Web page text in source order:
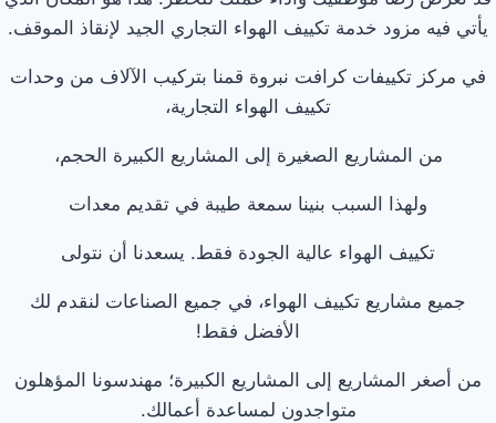
يأتي فيه مزود خدمة تكييف الهواء التجاري الجيد لإنقاذ الموقف.
في مركز تكييفات كرافت نبروة قمنا بتركيب الآلاف من وحدات
تكييف الهواء التجارية،
من المشاريع الصغيرة إلى المشاريع الكبيرة الحجم،
ولهذا السبب بنينا سمعة طيبة في تقديم معدات
تكييف الهواء عالية الجودة فقط. يسعدنا أن نتولى
جميع مشاريع تكييف الهواء، في جميع الصناعات لنقدم لك
الأفضل فقط!
من أصغر المشاريع إلى المشاريع الكبيرة؛ مهندسونا المؤهلون
متواجدون لمساعدة أعمالك.